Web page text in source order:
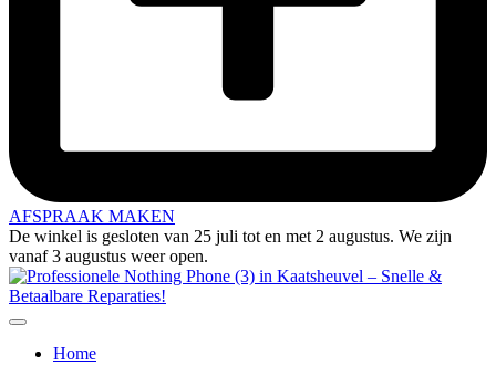
AFSPRAAK MAKEN
De winkel is gesloten van 25 juli tot en met 2 augustus. We zijn
vanaf 3 augustus weer open.
Home